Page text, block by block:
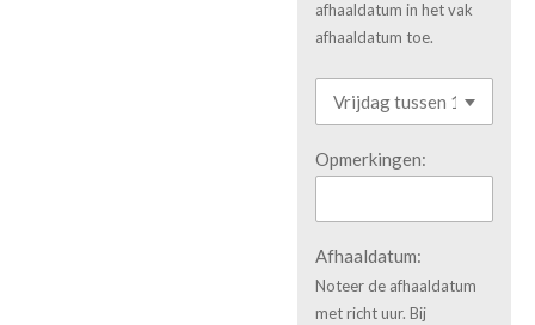
afhaaldatum in het vak
afhaaldatum toe.
Opmerkingen:
Afhaaldatum:
Noteer de afhaaldatum
met richt uur. Bij